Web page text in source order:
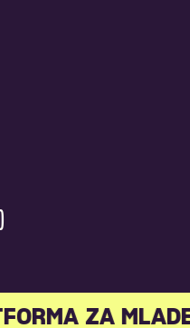
ZA MLADE